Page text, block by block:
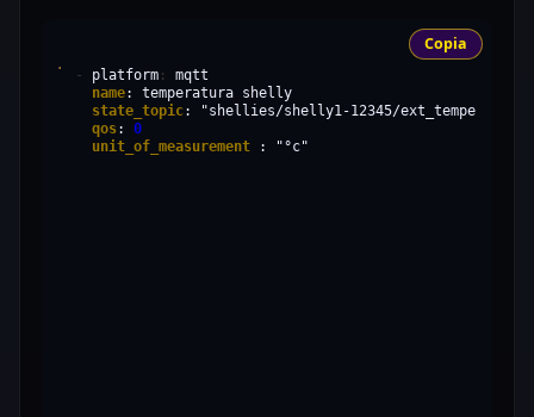
Copia
- platform :
name: temperatura
state_topic:
"shellies/shelly1-12345/
qos:
0
unit_of_measurement
: "°c"